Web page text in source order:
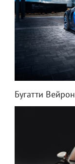
Бугатти Вейрон